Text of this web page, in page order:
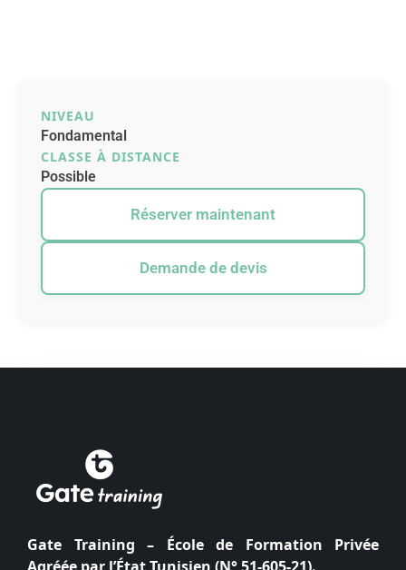
NIVEAU
Fondamental
CLASSE À DISTANCE
Possible
Réserver maintenant
Demande de devis
Gate Training – École de Formation Privée